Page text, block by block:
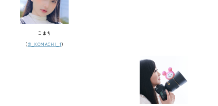
こまち
（@_KOMACHI_1）